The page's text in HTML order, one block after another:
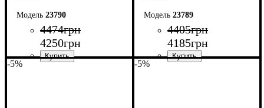
23790
4474грн
4250грн
23789
4405грн
4185грн
-5% -5%